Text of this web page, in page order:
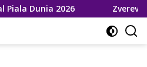
2026 Zverev Gagal Juara